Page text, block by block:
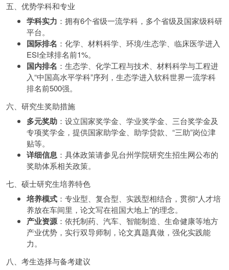
五、优势学科和专业
学科实力 ：拥有6个省级一流学科，多个省级及国家级科研
平台。
国际排名 ：化学、材料科学、环境/生态学、临床医学进入
ESI全球排名前1%。
国内排名 ：生态学、化学工程与技术、材料科学与工程进
入“中国高水平学科”序列，生态学进入软科世界一流学科
排名前500强。
六、研究生奖助措施
多元奖助 ：设立国家奖学金、学业奖学金、三台奖学金及
专项奖学金，提供国家助学金、助学贷款、“三助”岗位津
贴等。
详细信息 ：具体政策请参见台州学院研究生招生网公布的
奖助体系相关政策。
七、硕士研究生培养特色
培养模式 ：专业型、复合型、实践型相结合，贯彻“人才培
养放在车间里，论文写在祖国大地上”的理念。
产业资源 ：依托制药、汽车、智能制造、生命健康等地方
产业优势，实行双导师制，论文真题真做，强化实践能
力。
八、考生选择与备考建议